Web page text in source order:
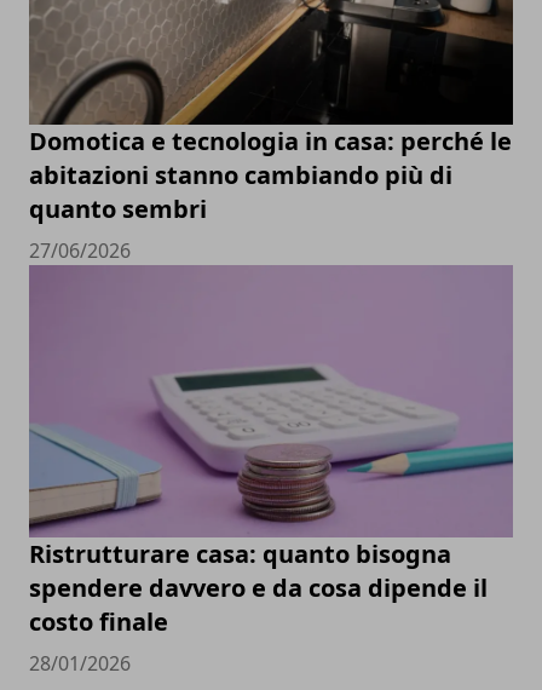
Domotica e tecnologia in casa: perché le
abitazioni stanno cambiando più di
quanto sembri
27/06/2026
Ristrutturare casa: quanto bisogna
spendere davvero e da cosa dipende il
costo finale
28/01/2026